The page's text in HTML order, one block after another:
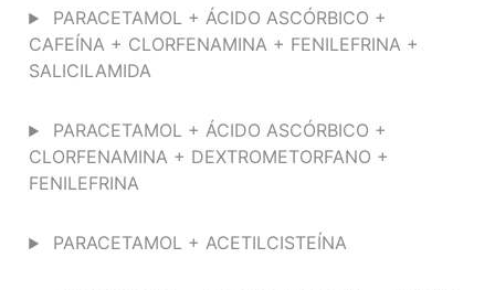
PARACETAMOL + ÁCIDO ASCÓRBICO +
CAFEÍNA + CLORFENAMINA + FENILEFRINA +
SALICILAMIDA
PARACETAMOL + ÁCIDO ASCÓRBICO +
CLORFENAMINA + DEXTROMETORFANO +
FENILEFRINA
PARACETAMOL + ACETILCISTEÍNA